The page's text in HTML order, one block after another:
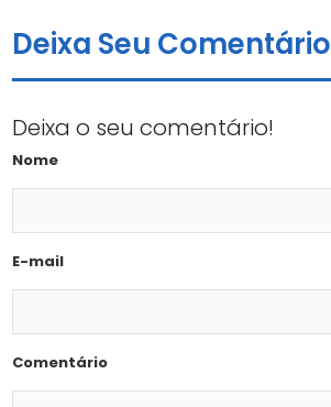
Deixa Seu Comentário
Deixa o seu comentário!
Nome
E-mail
Comentário